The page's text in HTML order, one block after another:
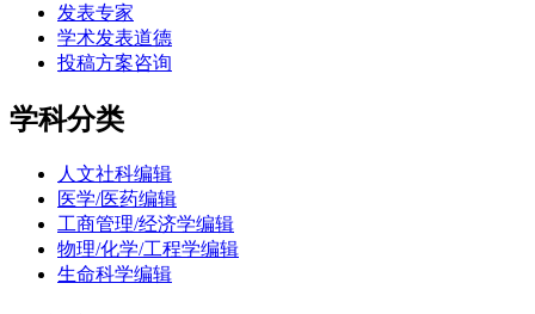
发表专家
学术发表道德
投稿方案咨询
学科分类
人文社科编辑
医学/医药编辑
工商管理/经济学编辑
物理/化学/工程学编辑
生命科学编辑